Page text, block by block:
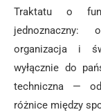
Traktatu o
jednoznaczny:
organizacja i
wyłącznie do
techniczna —
różnice między